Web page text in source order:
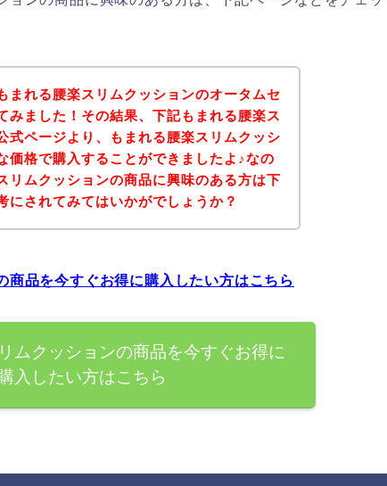
まれる腰楽スリムクッションのオータムセ
みました！その結果、下記もまれる腰楽ス
式ページより、もまれる腰楽スリムクッシ
価格で購入することができましたよ♪なの
リムクッションの商品に興味のある方は下
にされてみてはいかがでしょうか？
商品を今すぐお得に購入したい方はこちら
ムクッションの商品を今すぐお得に
入したい方はこちら